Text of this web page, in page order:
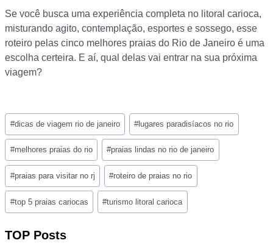
Se você busca uma experiência completa no litoral carioca,
misturando agito, contemplação, esportes e sossego, esse
roteiro pelas cinco melhores praias do Rio de Janeiro é uma
escolha certeira. E aí, qual delas vai entrar na sua próxima
viagem?
Post
Tags:
#dicas de viagem rio de janeiro #lugares paradisíacos no rio
#melhores praias do rio #praias lindas no rio de janeiro
#praias para visitar no rj #roteiro de praias no rio
#top 5 praias cariocas #turismo litoral carioca
TOP Posts